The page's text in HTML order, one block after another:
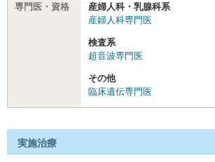
専門医・資格
産婦人科・乳腺科系
産婦人科専門医
検査系
超音波専門医
その他
臨床遺伝専門医
実施治療